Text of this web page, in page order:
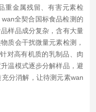
重金属残留、有害元素检
全契合国标食品检测的
样品成分复杂，含有大量
质会干扰微量元素检测，
对高有机质的乳制品、肉
温模式逐步分解样品，避
分消解，让待测元素wan